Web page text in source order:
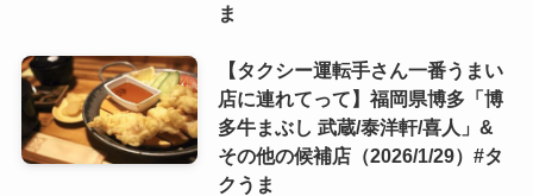
ま
【タクシー運転手さん一番うまい
店に連れてって】福岡県博多「博
多牛まぶし 武蔵/泰洋軒/喜人」&
その他の候補店（2026/1/29）#タ
クうま